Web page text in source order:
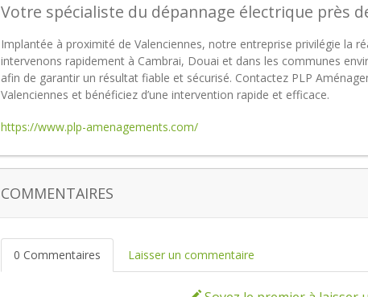
Votre spécialiste du dépannage électrique près
Implantée à proximité de Valenciennes, notre entreprise privilégie la
intervenons rapidement à Cambrai, Douai et dans les communes
afin de garantir un résultat fiable et sécurisé. Contactez PLP
Valenciennes et bénéficiez d’une intervention rapide et efficace.
https://www.plp-amenagements.com/
COMMENTAIRES
0 Commentaires Laisser un commentaire